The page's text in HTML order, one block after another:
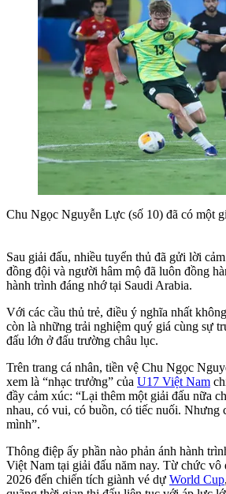
Chu Ngọc Nguyễn Lực (số 10) đã có một
Sau giải đấu, nhiều tuyển thủ đã gửi lời
đồng đội và người hâm mộ đã luôn đồng
hành trình đáng nhớ tại Saudi Arabia.
Với các cầu thủ trẻ, điều ý nghĩa nhất
còn là những trải nghiệm quý giá cùng sự
đấu lớn ở đấu trường châu lục.
Trên trang cá nhân, tiền vệ Chu Ngọc
xem là “nhạc trưởng” của U17 Việt Nam
đầy cảm xúc: “Lại thêm một giải đấu nữa
nhau, có vui, có buồn, có tiếc nuối. Nhưng
mình”.
Thông điệp ấy phần nào phản ánh hành
Việt Nam tại giải đấu năm nay. Từ chức
2026 đến chiến tích giành vé dự World Cup